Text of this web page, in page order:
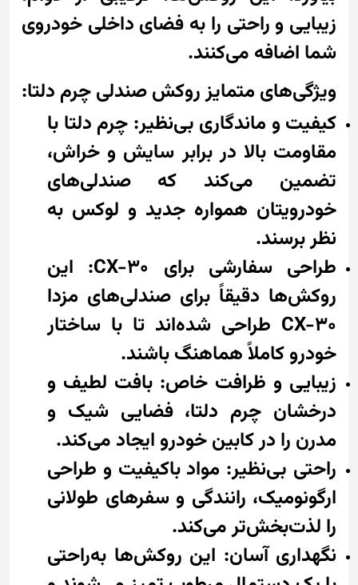
زیبایی و راحتی را به فضای داخلی خودروی
شما اضافه می‌کنند.
ویژگی‌های متمایز روکش صندلی چرم دلتا:
کیفیت و ماندگاری بی‌نظیر: چرم دلتا با
مقاومت بالا در برابر سایش و خراش،
تضمین می‌کند که صندلی‌های
خودرویتان همواره جدید و لوکس به
نظر برسند.
طراحی سفارشی برای CX-30: این
روکش‌ها دقیقاً برای صندلی‌های مزدا
CX-30 طراحی شده‌اند تا با ساختار
خودرو کاملاً هماهنگ باشند.
زیبایی و ظرافت خاص: بافت لطیف و
درخشان چرم دلتا، فضایی شیک و
مدرن را در کابین خودرو ایجاد می‌کند.
راحتی بی‌نظیر: مواد باکیفیت و طراحی
ارگونومیک، رانندگی و سفرهای طولانی
را لذت‌بخش‌تر می‌کند.
نگهداری آسان: این روکش‌ها به‌راحتی